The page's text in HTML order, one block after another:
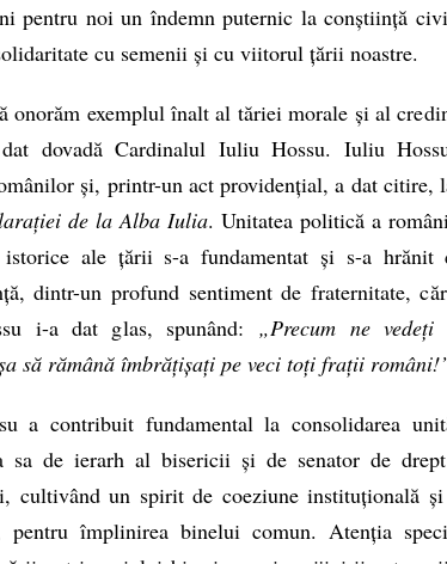
pentru noi un îndemn puternic la conștiință
cu semenii și cu viitorul țării noastre.
onorăm exemplul înalt al tăriei morale și al
dovadă Cardinalul Iuliu Hossu. Iuliu
și, printr-un act providențial, a dat citire,
de la Alba Iulia. Unitatea politică a
ale țării s-a fundamentat și s-a hrănit
dintr-un profund sentiment de fraternitate,
i-a dat glas, spunând: „Precum ne vedeți
să rămână îmbrățișați pe veci toți frații
a contribuit fundamental la consolidarea
sa de ierarh al bisericii și de senator de
cultivând un spirit de coeziune instituțională
pentru împlinirea binelui comun. Atenția